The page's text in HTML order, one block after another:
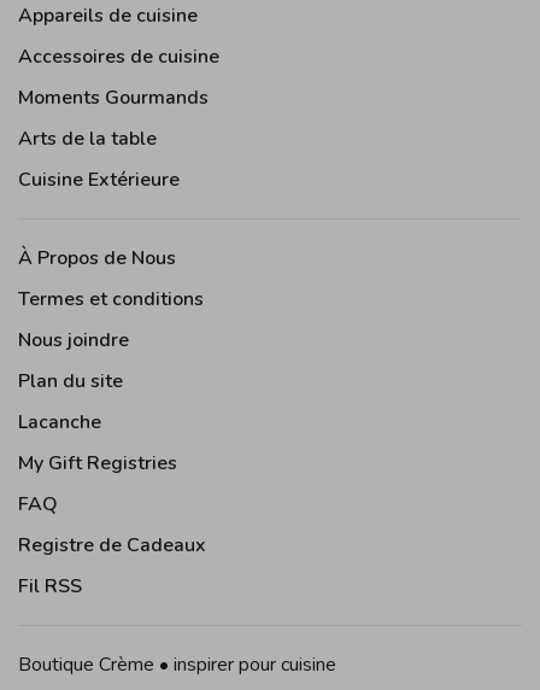
Appareils de cuisine
Accessoires de cuisine
Moments Gourmands
Arts de la table
Cuisine Extérieure
À Propos de Nous
Termes et conditions
Nous joindre
Plan du site
Lacanche
My Gift Registries
FAQ
Registre de Cadeaux
Fil RSS
Boutique Crème • inspirer pour cuisine